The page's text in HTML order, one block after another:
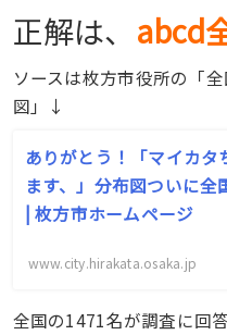
正解は、 abcd
ソースは枚方市役所の「
図」↓
ありがとう！「マイカタ
ます、」分布図ついに全
| 枚方市ホームページ
www.city.hirakata.osaka.jp
全国の1471名が調査に回